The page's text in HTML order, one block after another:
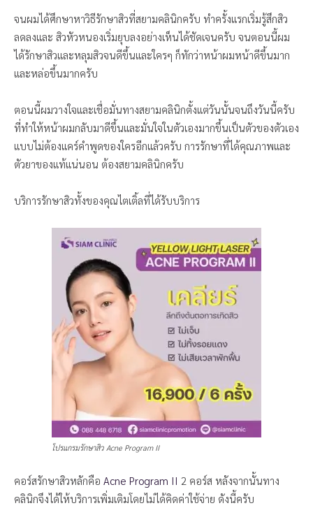
จนผมได้ศึกษาหาวิธีรักษาสิวที่สยามคลินิกครับ ทำครั้งแรกเริ่มรู้สึกสิว
ลดลงและ สิวหัวหนองเริ่มยุบลงอย่างเห็นได้ชัดเจนครับ จนตอนนี้ผม
ได้รักษาสิวและหลุมสิวจนดีขึ้นและใครๆ ก็ทักว่าหน้าผมหน้าดีขึ้นมาก
และหล่อขึ้นมากครับ
ตอนนี้ผมวางใจและเชื่อมั่นทางสยามคลินิกตั้งแต่วันนั้นจนถึงวันนี้ครับ
ที่ทำให้หน้าผมกลับมาดีขึ้นและมั่นใจในตัวเองมากขึ้นเป็นตัวของตัวเอง
แบบไม่ต้องแคร์คำพูดของใครอีกแล้วครับ การรักษาที่ได้คุณภาพและ
ตัวยาของแท้แน่นอน ต้องสยามคลินิกครับ
บริการรักษาสิวทั้งของคุณไตเติ้ลที่ได้รับบริการ
โปรแกรมรักษาสิว Acne Program II
คอร์สรักษาสิวหลักคือ Acne Program II 2 คอร์ส หลังจากนั้นทาง
คลินิกจึงได้ให้บริการเพิ่มเติมโดยไม่ได้คิดค่าใช้จ่าย ดังนี้ครับ